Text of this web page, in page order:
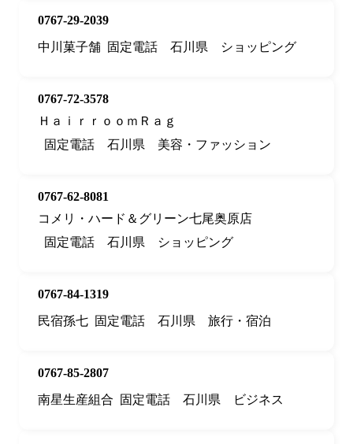
0767-29-2039
中川菓子舗 固定電話 石川県 ショッピング
0767-72-3578
ＨａｉｒｒｏｏｍＲａｇ
固定電話
石川県 美容・ファッション
0767-62-8081
コメリ・ハード＆グリーン七尾奥原店
固定電話
石川県 ショッピング
0767-84-1319
民宿孫七 固定電話 石川県 旅行・宿泊
0767-85-2807
南星生産組合
固定電話 石川県 ビジネス